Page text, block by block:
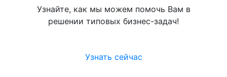
Узнайте, как мы можем помочь Вам в
решении типовых бизнес-задач!
Узнать сейчас